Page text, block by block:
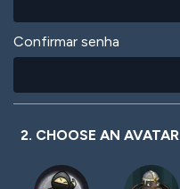
Confirmar senha
2. CHOOSE AN AVATAR